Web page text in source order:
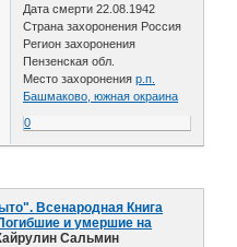
Дата смерти 22.08.1942
Страна захоронения Россия
Регион захоронения
Пензенская обл.
Место захороненияр.п.
Башмаково, южная окраина
0
Всенародная Книга
и умершие на
Сальмин